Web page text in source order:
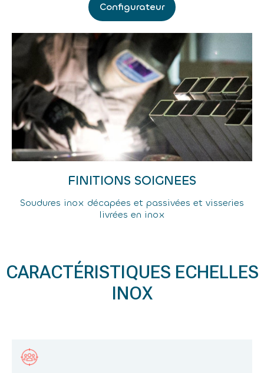
Configurateur
FINITIONS SOIGNEES
Soudures inox décapées et passivées et visseries
livrées en inox
CARACTÉRISTIQUES ECHELLES
INOX